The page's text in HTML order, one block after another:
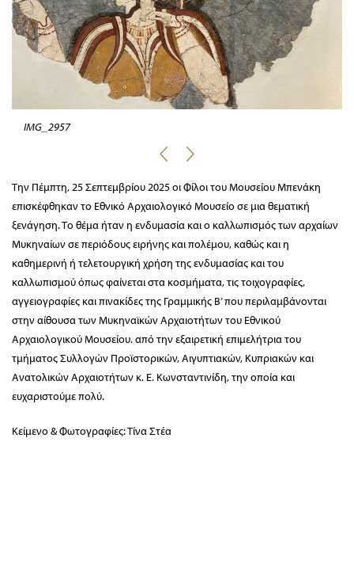
IMG_2957
Την Πέμπτη, 25 Σεπτεμβρίου 2025 οι Φίλοι του Μουσείου Μπενάκη
επισκέφθηκαν το Εθνικό Αρχαιολογικό Μουσείο σε μια θεματική
ξενάγηση. Το θέμα ήταν η ενδυμασία και ο καλλωπισμός των αρχαίων
Μυκηναίων σε περιόδους ειρήνης και πολέμου, καθώς και η
καθημερινή ή τελετουργική χρήση της ενδυμασίας και του
καλλωπισμού όπως φαίνεται στα κοσμήματα, τις τοιχογραφίες,
αγγειογραφίες και πινακίδες της Γραμμικής Β’ που περιλαμβάνονται
στην αίθουσα των Μυκηναϊκών Αρχαιοτήτων του Εθνικού
Αρχαιολογικού Μουσείου. από την εξαιρετική επιμελήτρια του
τμήματος Συλλογών Προϊστορικών, Αιγυπτιακών, Κυπριακών και
Ανατολικών Αρχαιοτήτων κ. Ε. Κωνσταντινίδη, την οποία και
ευχαριστούμε πολύ.
Κείμενο & Φωτογραφίες: Τίνα Στέα